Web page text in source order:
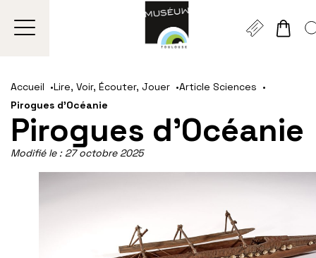
Gestion de vos préférences sur les cookies
contenu
principal
la
navigation
la
pied
page
site
Accueil Lire, Voir, Écouter, Jouer
Article Sciences
Pirogues d’Océanie
Pirogues d’Océanie
Modifié le :27 octobre 2025